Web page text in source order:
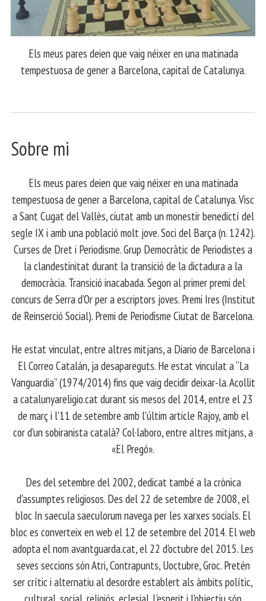
Els meus pares deien que vaig néixer en una matinada
tempestuosa de gener a Barcelona, capital de Catalunya.
Sobre mi
Els meus pares deien que vaig néixer en una matinada
tempestuosa de gener a Barcelona, capital de Catalunya. Visc
a Sant Cugat del Vallès, ciutat amb un monestir benedictí del
segle IX i amb una població molt jove. Soci del Barça (n. 1242).
Curses de Dret i Periodisme. Grup Democràtic de Periodistes a
la clandestinitat durant la transició de la dictadura a la
democràcia. Transició inacabada. Segon al primer premi del
concurs de Serra d’Or per a escriptors joves. Premi Ires (Institut
de Reinserció Social). Premi de Periodisme Ciutat de Barcelona.
​ He estat vinculat, entre altres mitjans, a Diario de Barcelona i
El Correo Catalán, ja desapareguts. He estat vinculat a “La
Vanguardia” (1974/2014) fins que vaig decidir deixar-la. Acollit
a catalunyareligio.cat durant sis mesos del 2014, entre el 23
de març i l'11 de setembre amb l'últim article Rajoy, amb el
cor d'un sobiranista català? Col·laboro, entre altres mitjans, a
«El Pregó».
​ Des del setembre del 2002, dedicat també a la crònica
d'assumptes religiosos. Des del 22 de setembre de 2008, el
bloc In saecula saeculorum navega per les xarxes socials. El
bloc es converteix en web el 12 de setembre del 2014. El web
adopta el nom avantguarda.cat, el 22 d'octubre del 2015. Les
seves seccions són Atri, Contrapunts, Uoctubre, Groc. Pretén
ser crític i alternatiu al desordre establert als àmbits polític,